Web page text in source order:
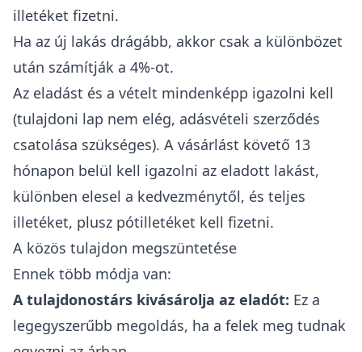
illetéket fizetni.
Ha az új lakás drágább, akkor csak a különbözet
után számítják a 4%-ot.
Az eladást és a vételt mindenképp igazolni kell
(tulajdoni lap nem elég, adásvételi szerződés
csatolása szükséges). A vásárlást követő 13
hónapon belül kell igazolni az eladott lakást,
különben elesel a kedvezménytől, és teljes
illetéket, plusz pótilletéket kell fizetni.
A közös tulajdon megszüntetése
Ennek több módja van:
A tulajdonostárs kivásárolja az eladót: Ez a
legegyszerűbb megoldás, ha a felek meg tudnak